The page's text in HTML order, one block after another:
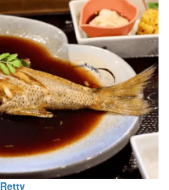
Retty